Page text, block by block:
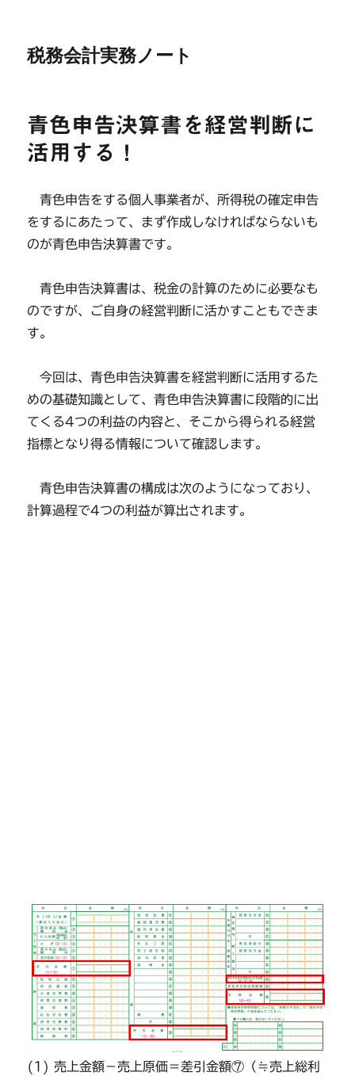
税務会計実務ノート
青色申告決算書を経営判断に
活用する！
青色申告をする個人事業者が、所得税の確定申告
をするにあたって、まず作成しなければならないも
のが青色申告決算書です。
青色申告決算書は、税金の計算のために必要なも
のですが、ご自身の経営判断に活かすこともできま
す。
今回は、青色申告決算書を経営判断に活用するた
めの基礎知識として、青色申告決算書に段階的に出
てくる4つの利益の内容と、そこから得られる経営
指標となり得る情報について確認します。
青色申告決算書の構成は次のようになっており、
計算過程で4つの利益が算出されます。
(1) 売上金額－売上原価＝差引金額⑦（≒売上総利